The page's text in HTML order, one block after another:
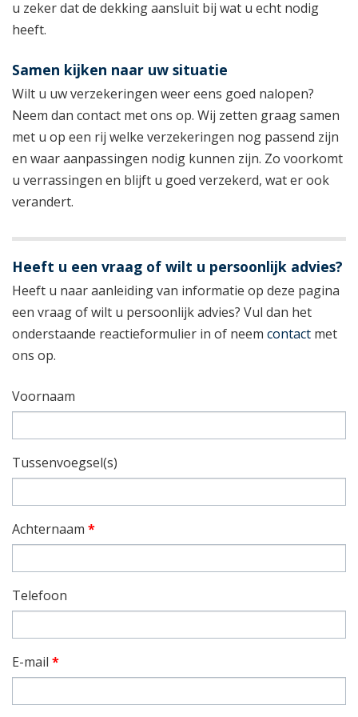
u zeker dat de dekking aansluit bij wat u echt nodig
heeft.
Samen kijken naar uw situatie
Wilt u uw verzekeringen weer eens goed nalopen?
Neem dan contact met ons op. Wij zetten graag samen
met u op een rij welke verzekeringen nog passend zijn
en waar aanpassingen nodig kunnen zijn. Zo voorkomt
u verrassingen en blijft u goed verzekerd, wat er ook
verandert.
Heeft u een vraag of wilt u persoonlijk advies?
Heeft u naar aanleiding van informatie op deze pagina
een vraag of wilt u persoonlijk advies? Vul dan het
onderstaande reactieformulier in of neem contact met
ons op.
Voornaam
Tussenvoegsel(s)
Achternaam *
Telefoon
E-mail *